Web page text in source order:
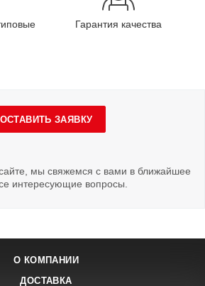
Гарантия качества
ОСТАВИТЬ ЗАЯВКУ
мы свяжемся с вами в ближайшее
интересующие вопросы.
О КОМПАНИИ
ДОСТАВКА